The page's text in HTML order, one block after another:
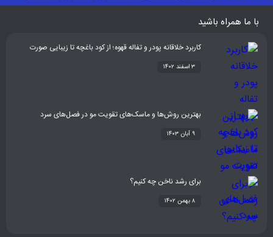
فشن
غذا و نوشیدنی شیوه زندگی سلامتی تکنولوژی اخبار شرکت ها
با ما همراه باشید
کاربرد خلاقانه پودر و تفاله قهوه؛ از کود باغچه تا زیبایی صورت
۳ اسفند ۱۴۰۲
بهترین روش‌ها و ماسک‌های تقویت مو در فصل‌های سرد
۹ آبان ۱۴۰۳
برای رشد ناخن چه کنیم؟
۸ بهمن ۱۴۰۲